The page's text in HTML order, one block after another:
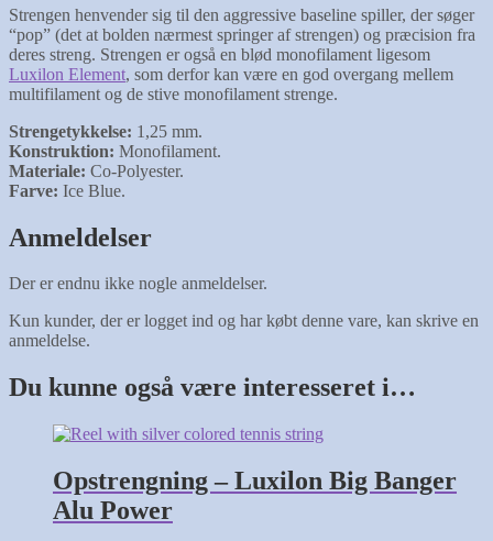
Strengen henvender sig til den aggressive baseline spiller, der søger
“pop” (det at bolden nærmest springer af strengen) og præcision fra
deres streng. Strengen er også en blød monofilament ligesom
Luxilon Element, som derfor kan være en god overgang mellem
multifilament og de stive monofilament strenge.
Strengetykkelse: 1,25 mm.
Konstruktion: Monofilament.
Materiale: Co-Polyester.
Farve: Ice Blue.
Anmeldelser
Der er endnu ikke nogle anmeldelser.
Kun kunder, der er logget ind og har købt denne vare, kan skrive en
anmeldelse.
Du kunne også være interesseret i…
Opstrengning – Luxilon Big Banger
Alu Power
Dette
har
flere
varianter.